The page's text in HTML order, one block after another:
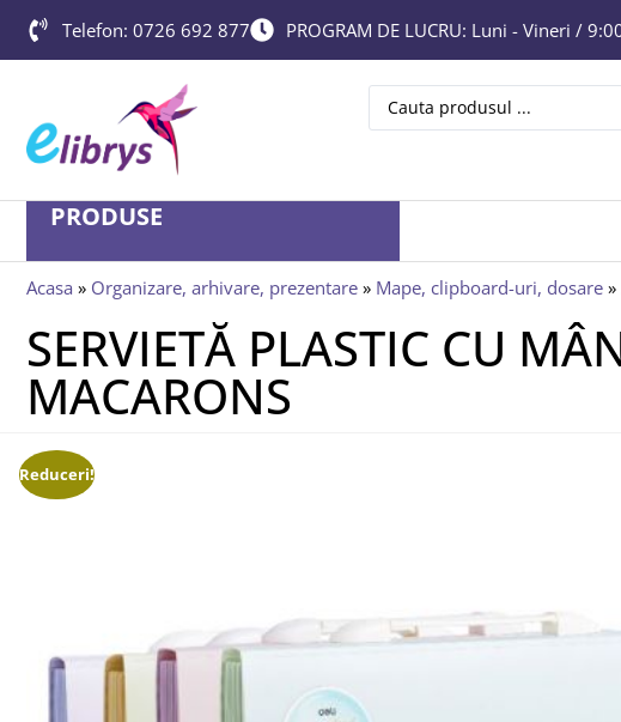
Telefon: 0726 692 877 PROGRAM DE LUCRU: Luni - Vineri /
PRODUSE
Acasa » Organizare, arhivare, prezentare » Mape, clipboard-uri, dosare »
SERVIETĂ PLASTIC CU
MACARONS
Reduceri!